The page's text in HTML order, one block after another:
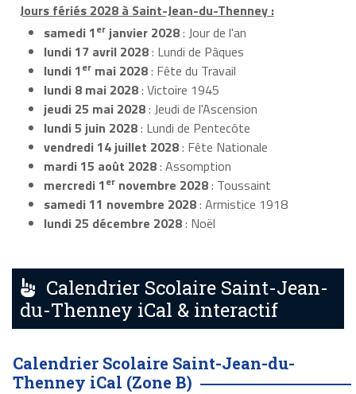
Jours fériés 2028 à Saint-Jean-du-Thenney :
samedi 1er janvier 2028: Jour de l'an
lundi 17 avril 2028: Lundi de Pâques
lundi 1er mai 2028: Fête du Travail
lundi 8 mai 2028: Victoire 1945
jeudi 25 mai 2028: Jeudi de l'Ascension
lundi 5 juin 2028: Lundi de Pentecôte
vendredi 14 juillet 2028: Fête Nationale
mardi 15 août 2028: Assomption
mercredi 1er novembre 2028: Toussaint
samedi 11 novembre 2028: Armistice 1918
lundi 25 décembre 2028: Noël
Calendrier Scolaire Saint-Jean-
du-Thenney iCal & interactif
Calendrier Scolaire Saint-Jean-du-
Thenney iCal (Zone B)